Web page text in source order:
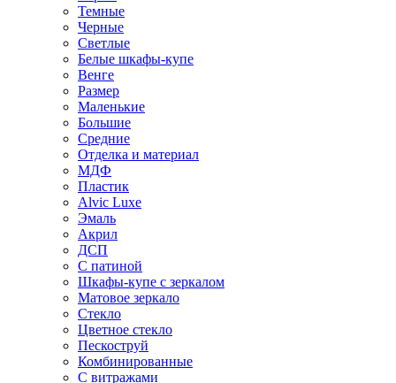
Темные
Черные
Светлые
Белые шкафы-купе
Венге
Размер
Маленькие
Большие
Средние
Отделка и материал
МДФ
Пластик
Alvic Luxe
Эмаль
Акрил
ДСП
С патиной
Шкафы-купе с зеркалом
Матовое зеркало
Стекло
Цветное стекло
Пескоструй
Комбинированные
С витражами